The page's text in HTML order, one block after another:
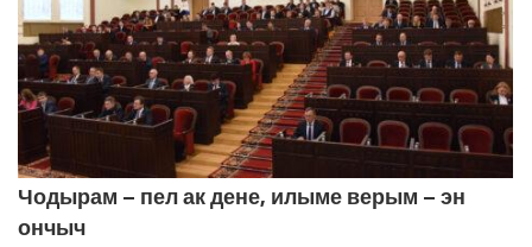
Чодырам – пел ак дене, илыме верым – эн
ончыч